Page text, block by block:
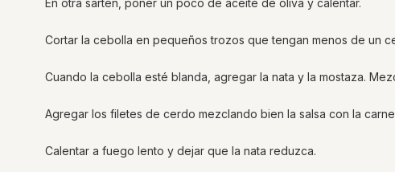
En otra sartén, poner un poco de aceite de oliva y calentar.
Cortar la cebolla en pequeños trozos que tengan menos de un
Cuando la cebolla esté blanda, agregar la nata y la mostaza.
Agregar los filetes de cerdo mezclando bien la salsa con la
Calentar a fuego lento y dejar que la nata reduzca.